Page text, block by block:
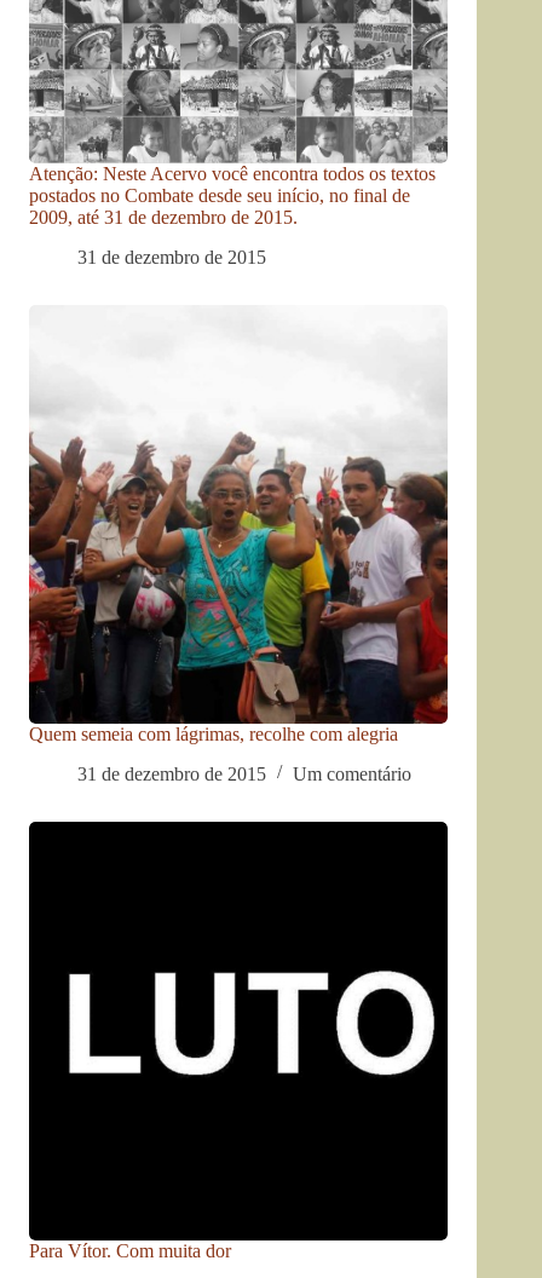
Atenção: Neste Acervo você encontra todos os textos
postados no Combate desde seu início, no final de
2009, até 31 de dezembro de 2015.
31 de dezembro de 2015
Quem semeia com lágrimas, recolhe com alegria
31 de dezembro de 2015
Um comentário
Para Vítor. Com muita dor